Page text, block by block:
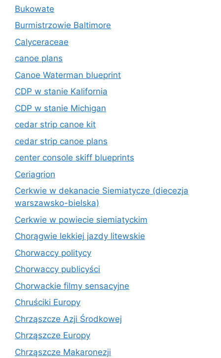
Bukowate
Burmistrzowie Baltimore
Calyceraceae
canoe plans
Canoe Waterman blueprint
CDP w stanie Kalifornia
CDP w stanie Michigan
cedar strip canoe kit
cedar strip canoe plans
center console skiff blueprints
Ceriagrion
Cerkwie w dekanacie Siemiatycze (diecezja
warszawsko-bielska)
Cerkwie w powiecie siemiatyckim
Chorągwie lekkiej jazdy litewskie
Chorwaccy politycy
Chorwaccy publicyści
Chorwackie filmy sensacyjne
Chruściki Europy
Chrząszcze Azji Środkowej
Chrząszcze Europy
Chrząszcze Makaronezji